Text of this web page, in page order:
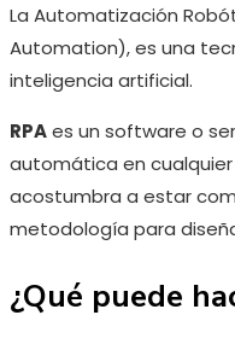
La Automatización
Automation), es una
inteligencia artificial.
RPAes un software o
automática en cualquier
acostumbra a estar
metodología para
¿Qué puede